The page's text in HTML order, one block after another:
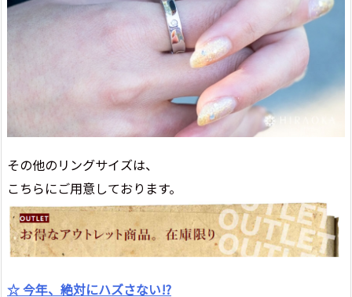
その他のリングサイズは、
こちらにご用意しております。
☆ 今年、絶対にハズさない!?